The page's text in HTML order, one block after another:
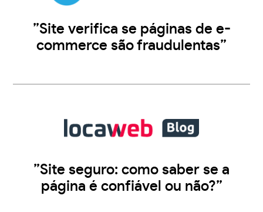
”Site verifica se páginas de e-
commerce são fraudulentas”
”Site seguro: como saber se a
página é confiável ou não?”